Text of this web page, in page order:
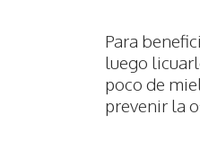
Para
luego
poco de
prevenir la